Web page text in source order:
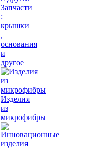
Запчасти
:
крышки
,
основания
и
другое
Изделия
из
микрофибры